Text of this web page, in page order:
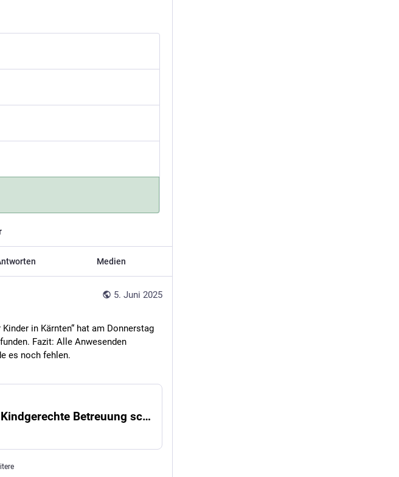
Medien
5. Juni 2025
in Kärnten“ hat am Donnerstag
Fazit: Alle Anwesenden
es noch fehlen.
Landtagsenquette: Kindgerechte Betreuung scheitert oft am Geld